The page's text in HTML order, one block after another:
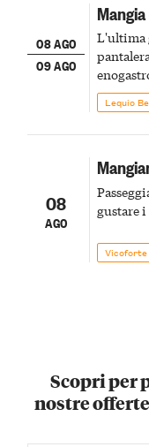
08 AGO
09 AGO
Mangia
L'ultima
Lequio
08
AGO
gustare
Vicoforte
Scopri per
nostre